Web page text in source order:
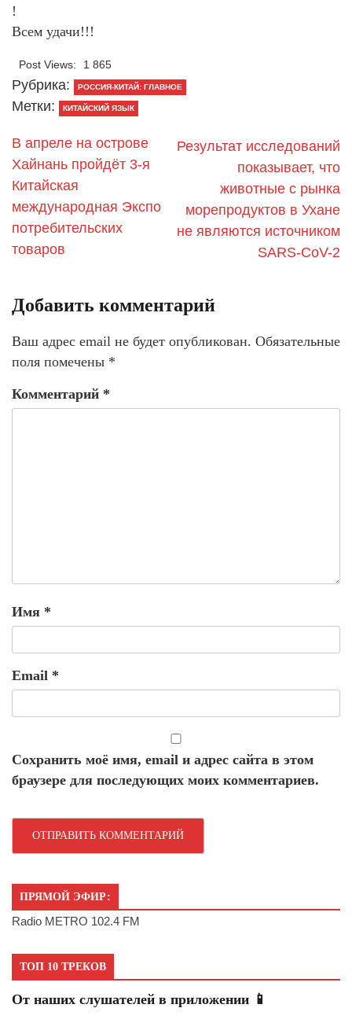
!
Всем удачи!!!
Post Views: 1 865
Рубрика: РОССИЯ-КИТАЙ: ГЛАВНОЕ
Метки: КИТАЙСКИЙ ЯЗЫК
В апреле на острове
Хайнань пройдёт 3-я
Китайская
международная Экспо
потребительских
товаров
Результат исследований
показывает, что
животные с рынка
морепродуктов в Ухане
не являются источником
SARS-CoV-2
Добавить комментарий
Ваш адрес email не будет опубликован. Обязательные
поля помечены *
Комментарий *
Имя *
Email *
Сохранить моё имя, email и адрес сайта в этом
браузере для последующих моих комментариев.
ПРЯМОЙ ЭФИР:
Radio METRO 102.4 FM
ТОП 10 ТРЕКОВ
От наших слушателей в приложении 📱